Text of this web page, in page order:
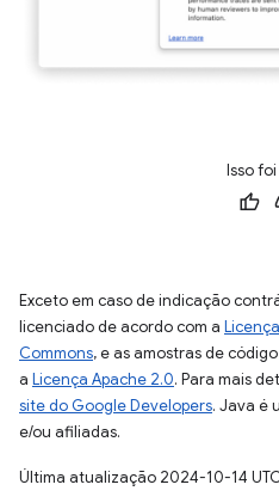
Isso
Exceto em caso de indicação
licenciado de acordo com a
Commons, e as amostras de
a Licença Apache 2.0. Para mais
site do Google Developers. Java é
e/ou afiliadas.
Última atualização 2024-10-14